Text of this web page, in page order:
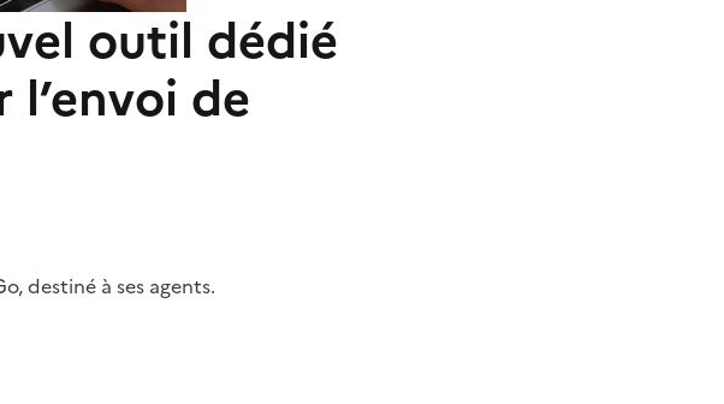
outil dédié
l’envoi de
destiné à ses agents.